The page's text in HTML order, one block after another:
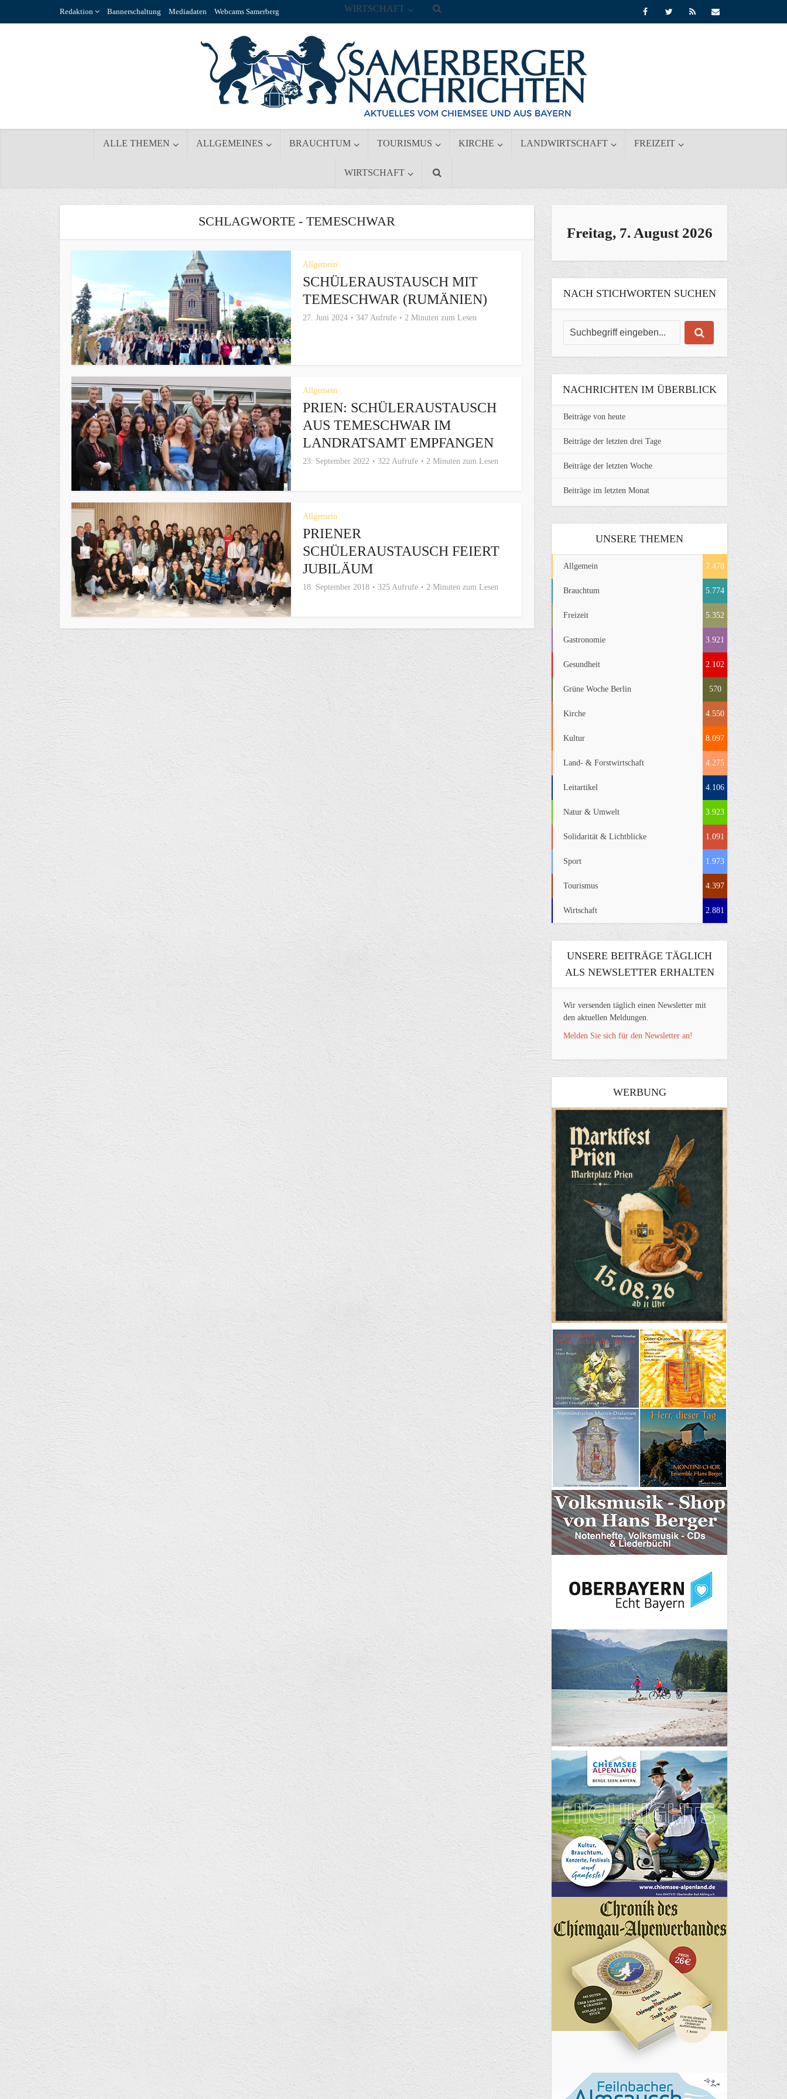
Redaktion Bannerschaltung Mediadaten Webcams Samerberg
ALLE THEMEN ALLGEMEINES BRAUCHTUM TOURISMUS KIRCHE LANDWIRTSCHAFT FREIZEIT
WIRTSCHAFT
WIRTSCHAFT
SCHLAGWORTE - TEMESCHWAR
Allgemein
SCHÜLERAUSTAUSCH MIT
TEMESCHWAR (RUMÄNIEN)
27. Juni 2024 347 Aufrufe 2 Minuten zum Lesen
Allgemein
PRIEN: SCHÜLERAUSTAUSCH
AUS TEMESCHWAR IM
LANDRATSAMT EMPFANGEN
23. September 2022 322 Aufrufe 2 Minuten zum Lesen
Allgemein
PRIENER
SCHÜLERAUSTAUSCH FEIERT
JUBILÄUM
18. September 2018 325 Aufrufe 2 Minuten zum Lesen
Freitag, 7. August 2026
NACH STICHWORTEN SUCHEN
NACHRICHTEN IM ÜBERBLICK
Beiträge von heute
Beiträge der letzten drei Tage
Beiträge der letzten Woche
Beiträge im letzten Monat
UNSERE THEMEN
Allgemein 7.478
Brauchtum 5.774
Freizeit 5.352
Gastronomie 3.921
Gesundheit 2.102
Grüne Woche Berlin 570
Kirche 4.550
Kultur 8.097
Land- & Forstwirtschaft 4.275
Leitartikel 4.106
Natur & Umwelt 3.923
Solidarität & Lichtblicke 1.091
Sport 1.973
Tourismus 4.397
Wirtschaft 2.881
UNSERE BEITRÄGE TÄGLICH
ALS NEWSLETTER ERHALTEN
Wir versenden täglich einen Newsletter mit
den aktuellen Meldungen.
Melden Sie sich für den Newsletter an!
WERBUNG